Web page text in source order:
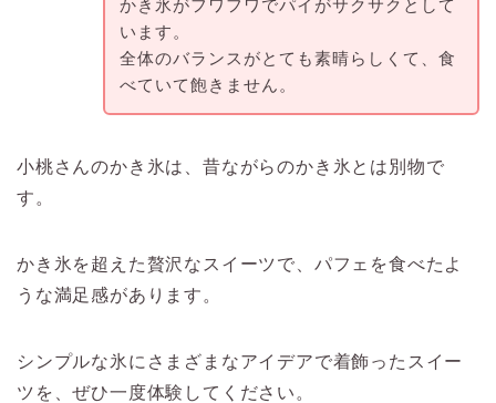
かき氷がフワフワでパイがサクサクとして
います。
全体のバランスがとても素晴らしくて、食
べていて飽きません。
小桃さんのかき氷は、昔ながらのかき氷とは別物で
す。
かき氷を超えた贅沢なスイーツで、パフェを食べたよ
うな満足感があります。
シンプルな氷にさまざまなアイデアで着飾ったスイー
ツを、ぜひ一度体験してください。